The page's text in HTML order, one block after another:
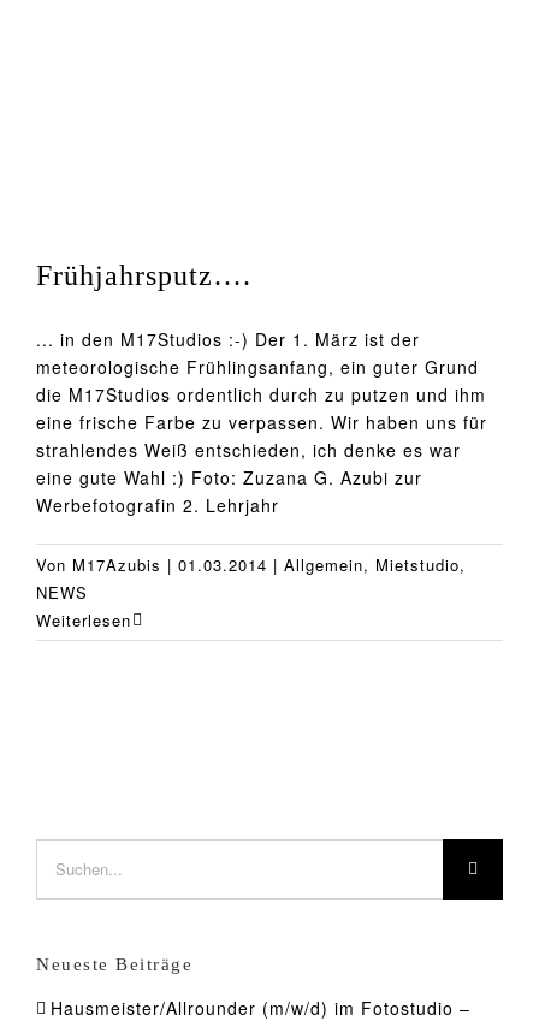
Frühjahrsputz….
... in den M17Studios :-) Der 1. März ist der
meteorologische Frühlingsanfang, ein guter Grund
die M17Studios ordentlich durch zu putzen und ihm
eine frische Farbe zu verpassen. Wir haben uns für
strahlendes Weiß entschieden, ich denke es war
eine gute Wahl :) Foto: Zuzana G. Azubi zur
Werbefotografin 2. Lehrjahr
Von M17Azubis | 01.03.2014 | Allgemein, Mietstudio,
NEWS
Weiterlesen
nach:
Neueste Beiträge
Hausmeister/Allrounder (m/w/d) im Fotostudio –